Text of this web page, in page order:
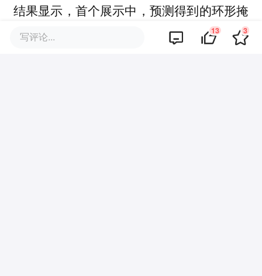
结果显示，首个展示中，预测得到的环形掩
膜相较于真实基准轮廓更宽厚，但细致核查
写评论... 13 3